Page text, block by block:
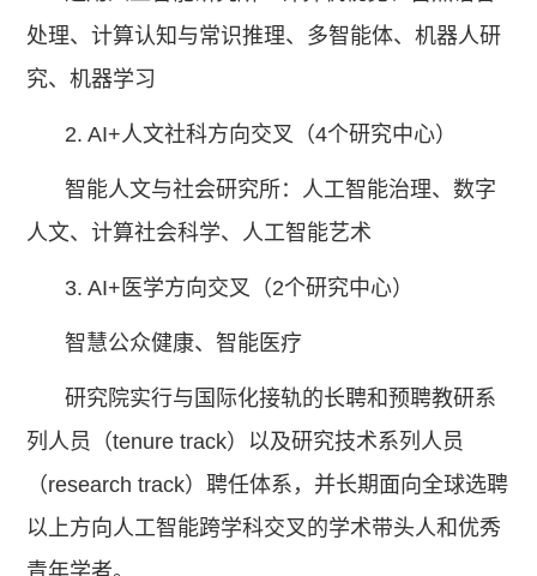
处理、计算认知与常识推理、多智能体、机器人研
究、机器学习
2. AI+人文社科方向交叉（4个研究中心）
智能人文与社会研究所：人工智能治理、数字
人文、计算社会科学、人工智能艺术
3. AI+医学方向交叉（2个研究中心）
智慧公众健康、智能医疗
研究院实行与国际化接轨的长聘和预聘教研系
列人员（tenure track）以及研究技术系列人员
（research track）聘任体系，并长期面向全球选聘
以上方向人工智能跨学科交叉的学术带头人和优秀
青年学者。